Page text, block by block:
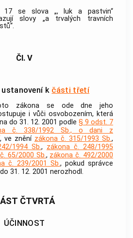
se slova „, luk a pastvin“
slovy „a trvalých travních
Čl. V
ustanovení k části třetí
zákona se ode dne jeho
i vůči osvobozením, která
do 31. 12. 2001 podle § 9 odst. 7
č. 338/1992 Sb., o dani z
, ve znění zákona č. 315/1993 Sb.,
1994 Sb., zákona č. 248/1995
65/2000 Sb., zákona č. 492/2000
č. 239/2001 Sb., pokud správce
31. 12. 2001 nerozhodl.
ČTVRTÁ
ÚČINNOST